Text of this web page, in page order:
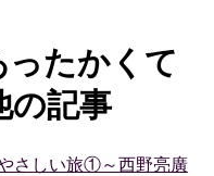
ったかくて
の記事
さしい旅①～西野亮廣